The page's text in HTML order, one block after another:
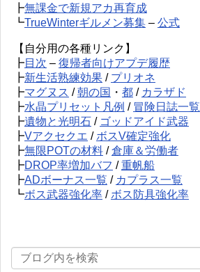
┣無課金で新規アカ再育成
┗TrueWinterギルメン募集 – 公式
【自分用の各種リンク】
┣目次 – 復帰者向けアプデ履歴
┣新生活熟練効果 / プリオネ
┣マグヌス / 朝の国 ・ 都 / カラザド
┣水晶プリセット凡例 / 冒険日誌一覧
┣遺物と光明石 / ゴッドアイド武器
┣Vアクセクエ / ボスV確定強化
┣無限POTの材料 / 倉庫＆労働者
┣DROP率増加バフ / 重帆船
┣ADボーナス一覧 / カプラス一覧
┗ボス武器強化率 / ボス防具強化率